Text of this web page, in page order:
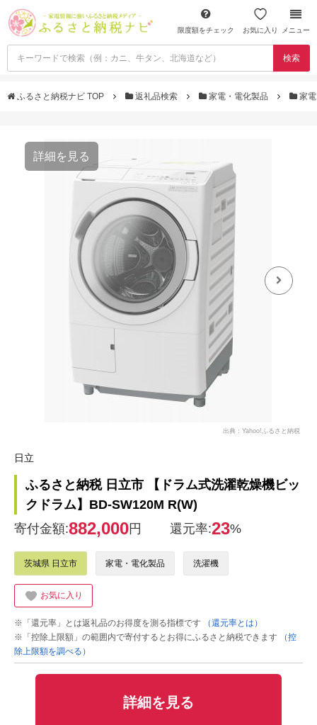
限度額をチェック お気に入り メニュー
検索
ふるさと納税ナビ TOP 返礼品検索 家電・電化製品 家電
詳細を見る
出典：Yahoo!ふるさと納税
日立
ふるさと納税 日立市 【ドラム式洗濯乾燥機ビッ
クドラム】BD-SW120M R(W)
寄付金額:882,000円 還元率:23%
茨城県 日立市 家電・電化製品 洗濯機
お気に入り
※「還元率」とは返礼品のお得度を測る指標です
（還元率とは）
※「控除上限額」の範囲内で寄付するとお得にふるさと納税できます
（控
除上限額を調べる）
詳細を見る